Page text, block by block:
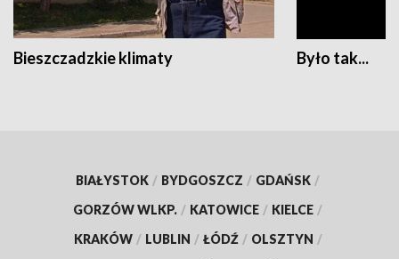
Bieszczadzkie klimaty Było tak...
BIAŁYSTOK / BYDGOSZCZ / GDAŃSK /
GORZÓW WLKP. / KATOWICE / KIELCE /
KRAKÓW / LUBLIN / ŁÓDŹ / OLSZTYN /